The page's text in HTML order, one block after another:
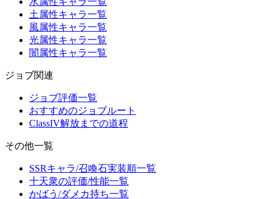
土属性キャラ一覧
風属性キャラ一覧
光属性キャラ一覧
闇属性キャラ一覧
ジョブ関連
ジョブ評価一覧
おすすめのジョブルート
ClassIV解放までの道程
その他一覧
SSRキャラ/召喚石実装順一覧
十天衆の評価/性能一覧
かばう/ダメカ持ち一覧